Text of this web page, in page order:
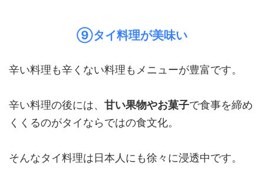
⑨タイ料理が美味い
辛い料理も辛くない料理もメニューが豊富です。
辛い料理の後には、 甘い果物やお菓子で食事を締め
くくるのがタイならではの食文化。
そんなタイ料理は日本人にも徐々に浸透中です。